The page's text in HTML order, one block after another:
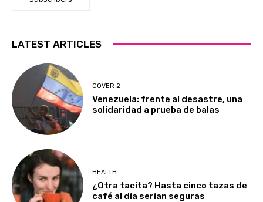
LATEST ARTICLES
COVER 2
Venezuela: frente al desastre, una
solidaridad a prueba de balas
HEALTH
¿Otra tacita? Hasta cinco tazas de
café al día serían seguras